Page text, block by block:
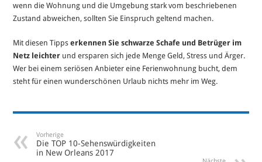
wenn die Wohnung und die Umgebung stark vom beschriebenen
Zustand abweichen, sollten Sie Einspruch geltend machen.
Mit diesen Tippserkennen Sie schwarze Schafe und Betrüger im
Netz leichter und ersparen sich jede Menge Geld, Stress und Ärger.
Wer bei einem seriösen Anbieter eine Ferienwohnung bucht, dem
steht für einen wunderschönen Urlaub nichts mehr im Weg.
Vorherige
Die TOP 10-Sehenswürdigkeiten
in New Orleans 2017